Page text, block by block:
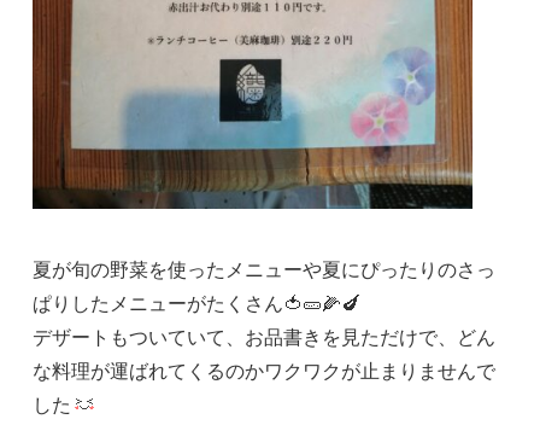
夏が旬の野菜を使ったメニューや夏にぴったりのさっ
ぱりしたメニューがたくさん🍅🥒🌽🍆
デザートもついていて、お品書きを見ただけで、どん
な料理が運ばれてくるのかワクワクが止まりませんで
した